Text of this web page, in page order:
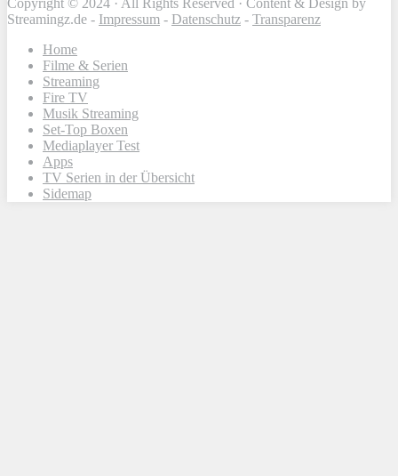
Copyright © 2024 · All Rights Reserved · Content & Design by
Streamingz.de - Impressum - Datenschutz - Transparenz
Home
Filme & Serien
Streaming
Fire TV
Musik Streaming
Set-Top Boxen
Mediaplayer Test
Apps
TV Serien in der Übersicht
Sidemap